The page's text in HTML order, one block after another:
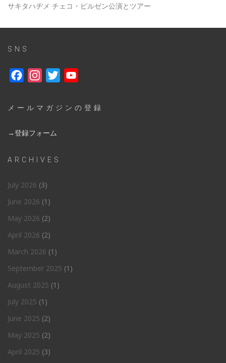
サキタハヂメ チェコ・ピルゼン公演とツアー
SNS
FacebookInstagram
Twitter
メールマガジンの登録
→登録フォーム
ARCHIVES
July 2026 (3)
June 2026 (1)
May 2026 (2)
April 2026 (2)
March 2026 (1)
September 2025 (1)
August 2025 (1)
July 2025 (1)
June 2025 (2)
May 2025 (2)
April 2025 (3)